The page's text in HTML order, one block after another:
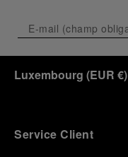
Luxembourg (EUR €)
Service Client